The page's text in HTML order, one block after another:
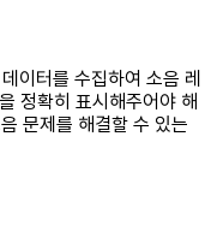
이터를 수집하여 소음 레
정확히 표시해주어야 해
문제를 해결할 수 있는